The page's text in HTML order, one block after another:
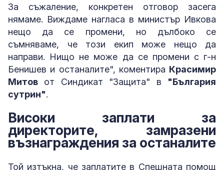
За съжаление, конкретен отговор засега
нямаме. Виждаме нагласа в министър Ивкова
нещо да се промени, но дълбоко се
съмняваме, че този екип може нещо да
направи. Нищо не може да се промени с г-н
Бенишев и останалите", коментира Красимир
Митов от Синдикат "Защита" в "България
сутрин".
Високи заплати за
директорите, замразени
възнаграждения за останалите
Той изтъкна, че заплатите в Спешната помощ